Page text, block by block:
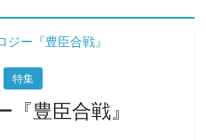
特集
豊臣合戦』